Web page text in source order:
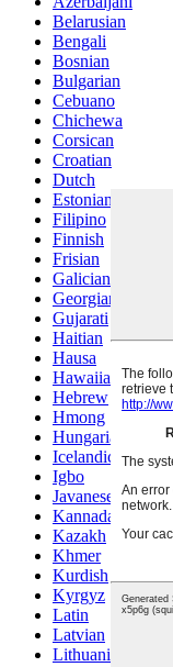
Belarusian
Bengali
Bosnian
Bulgarian
Cebuano
Chichewa
Corsican
Croatian
Dutch
Estonian
Filipino
Finnish
Frisian
Galician
Georgian
Gujarati
Haitian
Hausa
Hawaiian
Hebrew
Hmong
Hungarian
Icelandic
Igbo
Javanese
Kannada
Kazakh
Khmer
Kurdish
Kyrgyz
Latin
Latvian
Lithuanian